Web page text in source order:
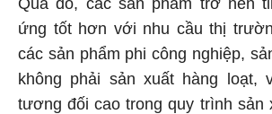
Qua đó, các sản phẩm trở nên
ứng tốt hơn với nhu cầu thị
các sản phẩm phi công nghiệp,
không phải sản xuất hàng loạt,
tương đối cao trong quy trình sản